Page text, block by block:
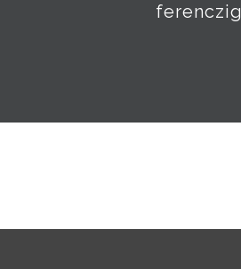
ferenczig